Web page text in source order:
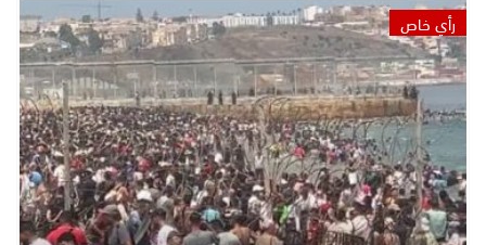
رأي خاص